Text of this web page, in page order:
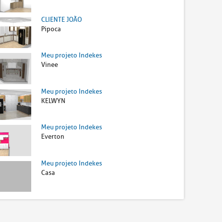
CLIENTE JOÃO
Pipoca
Meu projeto Indekes
Vinee
Meu projeto Indekes
KELWYN
Meu projeto Indekes
Everton
Meu projeto Indekes
Casa